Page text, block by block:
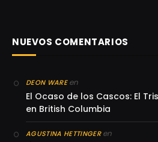
NUEVOS COMENTARIOS
DEON WAREen
El Ocaso de los Cascos: El
en British Columbia
AGUSTINA HETTINGERen